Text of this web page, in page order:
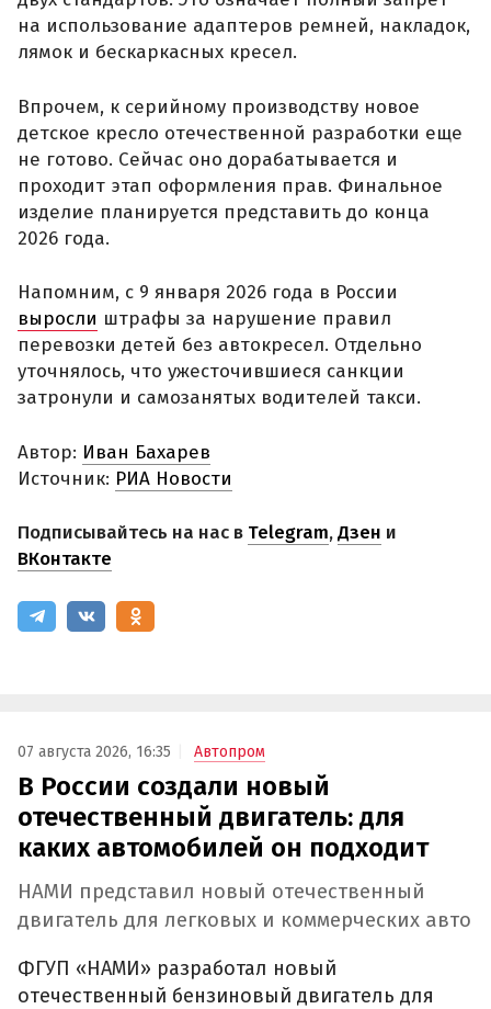
на использование адаптеров ремней, накладок,
лямок и бескаркасных кресел.
Впрочем, к серийному производству новое
детское кресло отечественной разработки еще
не готово. Сейчас оно дорабатывается и
проходит этап оформления прав. Финальное
изделие планируется представить до конца
2026 года.
Напомним, с 9 января 2026 года в России
выросли штрафы за нарушение правил
перевозки детей без автокресел. Отдельно
уточнялось, что ужесточившиеся санкции
затронули и самозанятых водителей такси.
Автор: Иван Бахарев
Источник: РИА Новости
Подписывайтесь на нас в Telegram,Дзен и
ВКонтакте
07 августа 2026, 16:35 Автопром
В России создали новый
отечественный двигатель: для
каких автомобилей он подходит
НАМИ представил новый отечественный
двигатель для легковых и коммерческих авто
ФГУП «НАМИ» разработал новый
отечественный бензиновый двигатель для